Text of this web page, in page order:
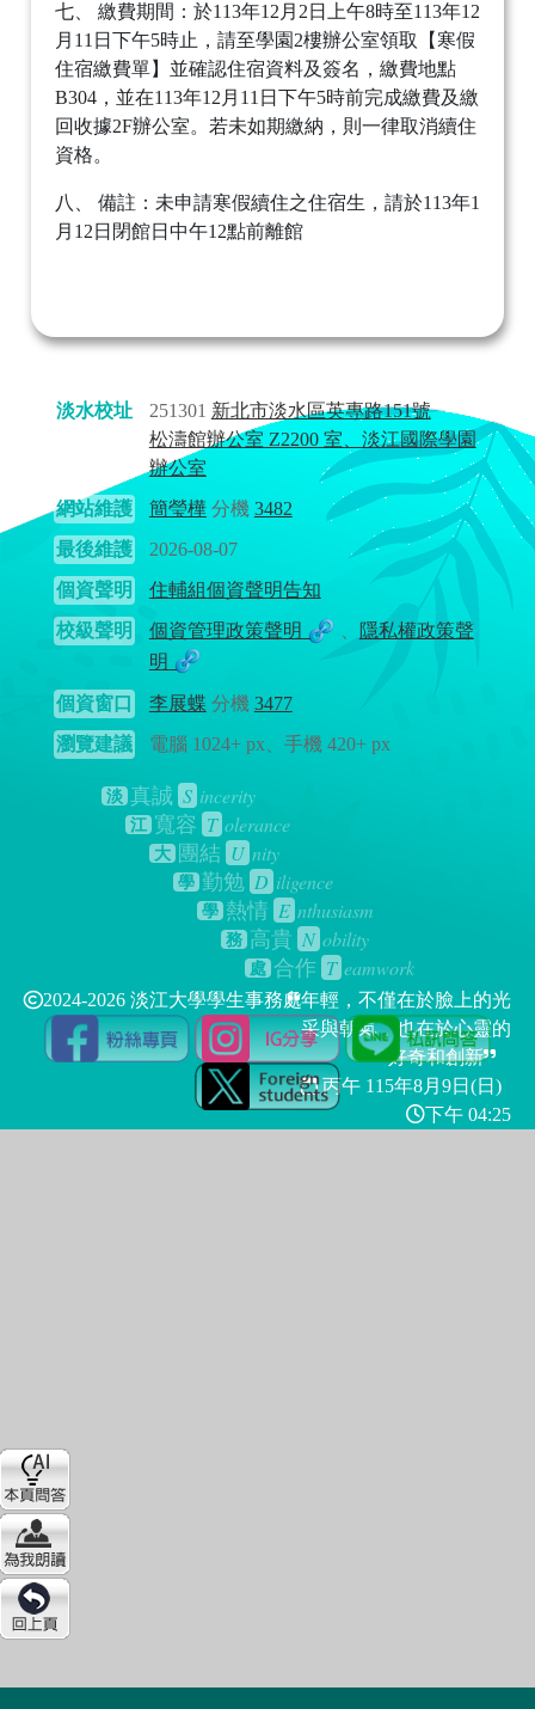
七、 繳費期間：於113年12月2日上午8時至113年12
月11日下午5時止，請至學園2樓辦公室領取【寒假
住宿繳費單】並確認住宿資料及簽名，繳費地點
B304，並在113年12月11日下午5時前完成繳費及繳
回收據2F辦公室。若未如期繳納，則一律取消續住
資格。
八、 備註：未申請寒假續住之住宿生，請於113年1
月12日閉館日中午12點前離館
淡水校址 251301 新北市淡水區英專路151號
松濤館辦公室 Z2200 室、淡江國際學園
辦公室
網站維護
簡瑩樺分機 3482
最後維護
2026-08-07
個資聲明
住輔組個資聲明告知
校級聲明
個資管理政策聲明 、
隱私權政策聲
明
個資窗口 李展蝶 分機 3477
瀏覽建議
電腦 1024+ px、手機 420+ px
淡 真誠 S incerity
江 寬容 T olerance
大 團結 U nity
學 勤勉 D iligence
學 熱情 E nthusiasm
務 高貴 N obility
處 合作 T eamwork
2024-2026 淡江大學學生事務處年輕，不僅在於臉上的光
采與朝氣，也在於心靈的
好奇和創新
丙午 115年8月9日(日)
下午 04:25